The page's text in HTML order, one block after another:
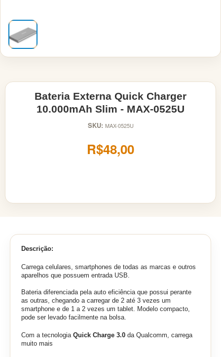
Bateria Externa Quick Charger
10.000mAh Slim - MAX-0525U
SKU: MAX-0525U
R$48,00
Descrição:
Carrega celulares, smartphones de todas as marcas e outros
aparelhos que possuem entrada USB.
Bateria diferenciada pela auto eficiência que possui perante
as outras, chegando a carregar de 2 até 3 vezes um
smartphone e de 1 a 2 vezes um tablet. Modelo compacto,
pode ser levado facilmente na bolsa.
Com a tecnologia Quick Charge 3.0 da Qualcomm, carrega
muito mais